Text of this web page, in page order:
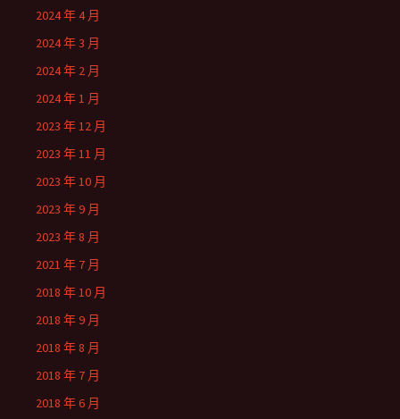
2024 年 4 月
2024 年 3 月
2024 年 2 月
2024 年 1 月
2023 年 12 月
2023 年 11 月
2023 年 10 月
2023 年 9 月
2023 年 8 月
2021 年 7 月
2018 年 10 月
2018 年 9 月
2018 年 8 月
2018 年 7 月
2018 年 6 月